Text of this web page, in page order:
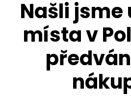
Našli jsme
místa v